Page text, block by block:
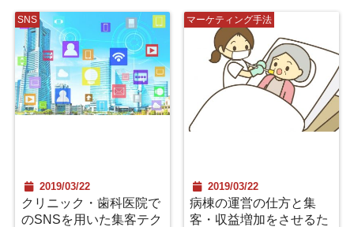
SNS
2019/03/22
クリニック・歯科医院で
のSNSを用いた集客テク
マーケティング手法
2019/03/22
病棟の運営の仕方と集
客・収益増加をさせるた